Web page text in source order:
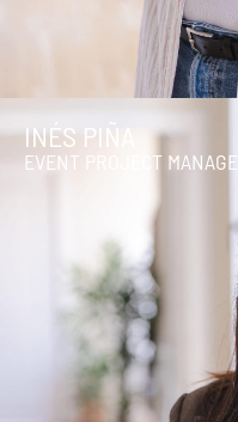
INÉS PIÑA
EVENT PROJECT MANAGER